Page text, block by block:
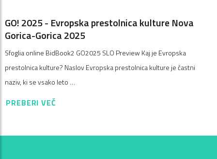
GO! 2025 - Evropska prestolnica kulture Nova
Gorica-Gorica 2025
Sfoglia online BidBook2 GO2025 SLO Preview Kaj je Evropska
prestolnica kulture? Naslov Evropska prestolnica kulture je častni
naziv, ki se vsako leto …
PREBERI VEČ